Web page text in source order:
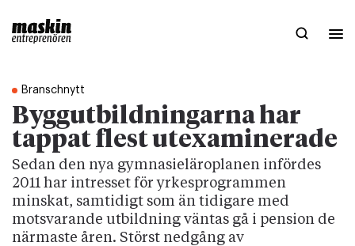
Branschnytt
Byggutbildningarna har
tappat flest utexaminerade
Sedan den nya gymnasieläroplanen infördes
2011 har intresset för yrkesprogrammen
minskat, samtidigt som än tidigare med
motsvarande utbildning väntas gå i pension de
närmaste åren. Störst nedgång av